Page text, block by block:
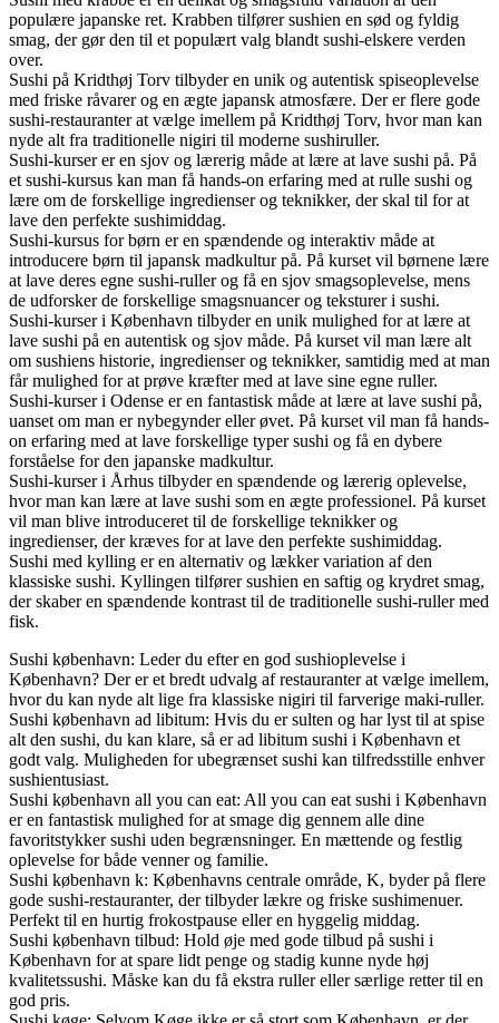
populære japanske ret. Krabben tilfører sushien en sød og fyldig
smag, der gør den til et populært valg blandt sushi-elskere verden
over.
Sushi på Kridthøj Torv tilbyder en unik og autentisk spiseoplevelse
med friske råvarer og en ægte japansk atmosfære. Der er flere gode
sushi-restauranter at vælge imellem på Kridthøj Torv, hvor man kan
nyde alt fra traditionelle nigiri til moderne sushiruller.
Sushi-kurser er en sjov og lærerig måde at lære at lave sushi på. På
et sushi-kursus kan man få hands-on erfaring med at rulle sushi og
lære om de forskellige ingredienser og teknikker, der skal til for at
lave den perfekte sushimiddag.
Sushi-kursus for børn er en spændende og interaktiv måde at
introducere børn til japansk madkultur på. På kurset vil børnene lære
at lave deres egne sushi-ruller og få en sjov smagsoplevelse, mens
de udforsker de forskellige smagsnuancer og teksturer i sushi.
Sushi-kurser i København tilbyder en unik mulighed for at lære at
lave sushi på en autentisk og sjov måde. På kurset vil man lære alt
om sushiens historie, ingredienser og teknikker, samtidig med at man
får mulighed for at prøve kræfter med at lave sine egne ruller.
Sushi-kurser i Odense er en fantastisk måde at lære at lave sushi på,
uanset om man er nybegynder eller øvet. På kurset vil man få hands-
on erfaring med at lave forskellige typer sushi og få en dybere
forståelse for den japanske madkultur.
Sushi-kurser i Århus tilbyder en spændende og lærerig oplevelse,
hvor man kan lære at lave sushi som en ægte professionel. På kurset
vil man blive introduceret til de forskellige teknikker og
ingredienser, der kræves for at lave den perfekte sushimiddag.
Sushi med kylling er en alternativ og lækker variation af den
klassiske sushi. Kyllingen tilfører sushien en saftig og krydret smag,
der skaber en spændende kontrast til de traditionelle sushi-ruller med
fisk.
Sushi københavn: Leder du efter en god sushioplevelse i
København? Der er et bredt udvalg af restauranter at vælge imellem,
hvor du kan nyde alt lige fra klassiske nigiri til farverige maki-ruller.
Sushi københavn ad libitum: Hvis du er sulten og har lyst til at spise
alt den sushi, du kan klare, så er ad libitum sushi i København et
godt valg. Muligheden for ubegrænset sushi kan tilfredsstille enhver
sushientusiast.
Sushi københavn all you can eat: All you can eat sushi i København
er en fantastisk mulighed for at smage dig gennem alle dine
favoritstykker sushi uden begrænsninger. En mættende og festlig
oplevelse for både venner og familie.
Sushi københavn k: Københavns centrale område, K, byder på flere
gode sushi-restauranter, der tilbyder lækre og friske sushimenuer.
Perfekt til en hurtig frokostpause eller en hyggelig middag.
Sushi københavn tilbud: Hold øje med gode tilbud på sushi i
København for at spare lidt penge og stadig kunne nyde høj
kvalitetssushi. Måske kan du få ekstra ruller eller særlige retter til en
god pris.